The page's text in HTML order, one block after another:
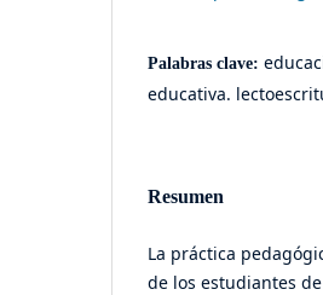
Palabras clave:
educativa.
Resumen
La práctica
de los estudiantes